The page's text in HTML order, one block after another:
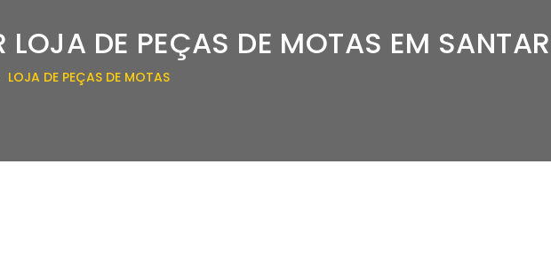
LOJA DE PEÇAS DE MOTAS EM
LOJA DE PEÇAS DE MOTAS